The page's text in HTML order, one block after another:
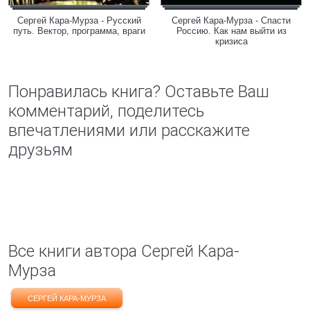
Сергей Кара-Мурза - Русский
путь. Вектор, программа, враги
Сергей Кара-Мурза - Спасти
Россию. Как нам выйти из
кризиса
Понравилась книга? Оставьте Ваш
комментарий, поделитесь
впечатлениями или расскажите
друзьям
Все книги автора Сергей Кара-
Мурза
СЕРГЕЙ КАРА-МУРЗА